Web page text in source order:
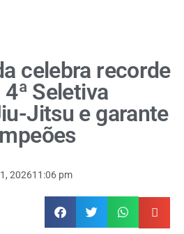
celebra recorde
Seletiva
Jitsu e garante
202611:06 pm